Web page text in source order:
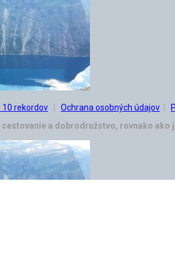
10 rekordov Ochrana osobných údajov
cestovanie a dobrodružstvo, rovnako ako